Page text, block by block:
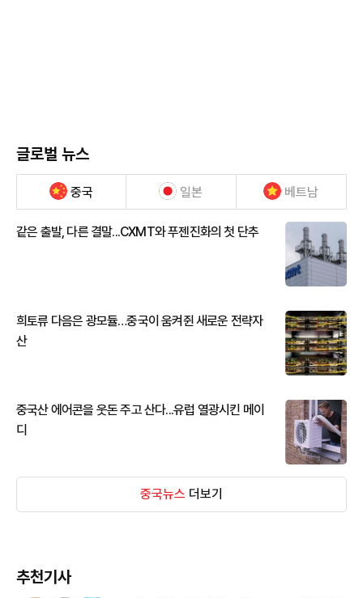
글로벌 뉴스
중국 일본 베트남
같은 출발, 다른 결말...CXMT와 푸젠진화의 첫 단추
희토류 다음은 광모듈…중국이 움켜쥔 새로운 전략자
산
중국산 에어콘을 웃돈 주고 산다...유럽 열광시킨 메이
디
중국뉴스 더보기
추천기사